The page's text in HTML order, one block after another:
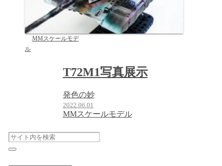
MMスケールモデ
ル
T72M1写真展示
発色の妙
2022.06.01
MMスケールモデル